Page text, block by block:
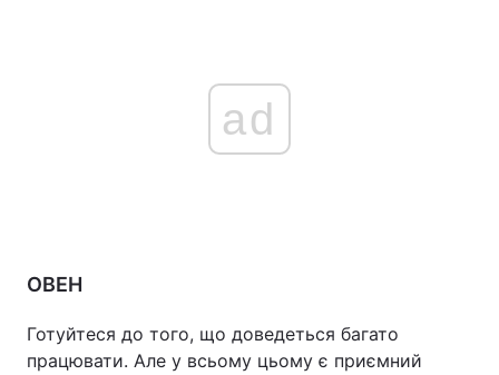
ad
ОВЕН
Готуйтеся до того, що доведеться багато
працювати. Але у всьому цьому є приємний